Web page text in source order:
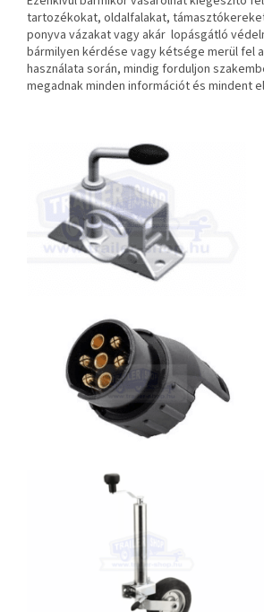
tartozékokat, oldalfalakat,
ponyva vázakat vagy akár lopásgátló
bármilyen kérdése vagy kétsége merül fel
használata során, mindig forduljon
megadnak minden információt és mindent